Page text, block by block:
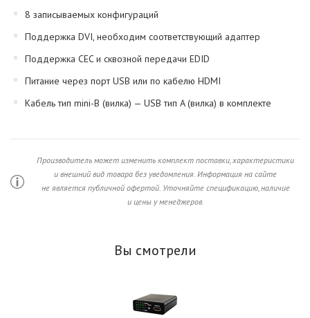
8 записываемых конфигураций
Поддержка DVI, необходим соответствующий адаптер
Поддержка CEC и сквозной передачи EDID
Питание через порт USB или по кабелю HDMI
Кабель тип mini-B (вилка) — USB тип A (вилка) в комплекте
Производитель может изменить комплект поставки, характеристики
и внешний вид товара без уведомления. Информация на сайте
не является публичной офертой. Уточняйте спецификацию, наличие
и цены у менеджеров.
Вы смотрели